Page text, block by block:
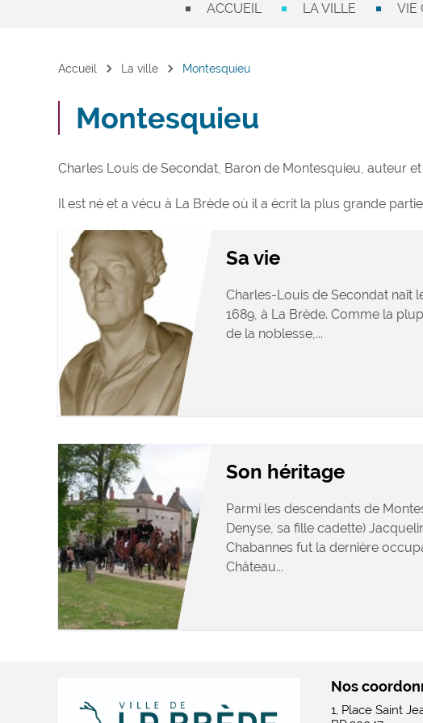
ACCUEIL LA VILLE VIE
Accueil chevron_right La ville chevron_right Montesquieu
Montesquieu
Charles Louis de Secondat, Baron de Montesquieu, auteur
Il est né et a vécu à La Brède où il a écrit la plus grande
Sa vie
Charles-Louis de Secondat naît
1689, à La Brède. Comme la
de la noblesse,...
Son héritage
Parmi les descendants de
Denyse, sa fille cadette)
Chabannes fut la dernière
Château...
Nos
1, Place Saint